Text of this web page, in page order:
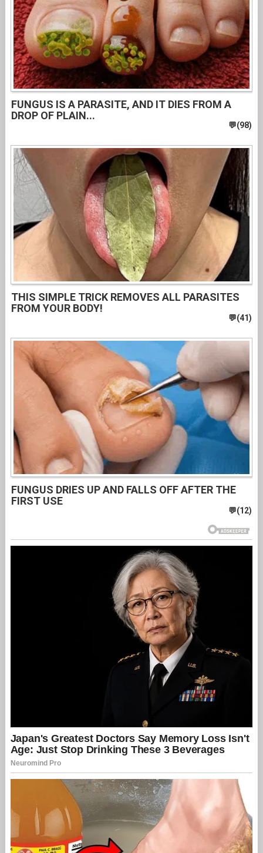
FUNGUS IS A PARASITE, AND IT DIES FROM A
DROP OF PLAIN...
THIS SIMPLE TRICK REMOVES ALL PARASITES
FROM YOUR BODY!
FUNGUS DRIES UP AND FALLS OFF AFTER THE
FIRST USE